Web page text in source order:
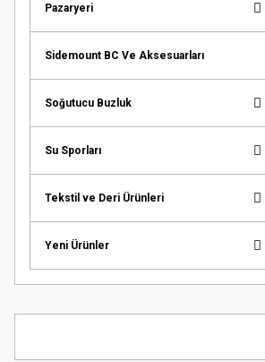
Pazaryeri
Sidemount BC Ve Aksesuarları
Soğutucu Buzluk
Su Sporları
Tekstil ve Deri Ürünleri
Yeni Ürünler